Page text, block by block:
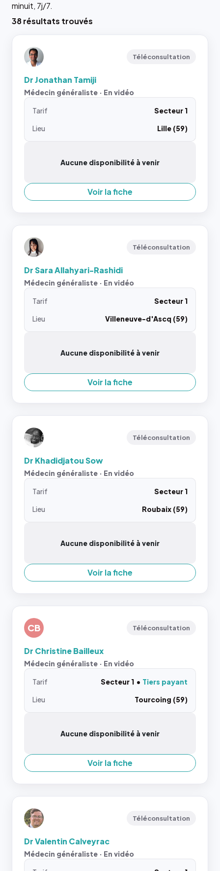
minuit, 7j/7.
38 résultats trouvés
Téléconsultation
Dr Jonathan Tamiji
Médecin généraliste · En vidéo
Tarif
Secteur 1
Lieu
Lille (59)
Aucune disponibilité à venir
Voir la fiche
Téléconsultation
Dr Sara Allahyari-Rashidi
Médecin généraliste · En vidéo
Tarif
Secteur 1
Lieu
Villeneuve-d'Ascq (59)
Aucune disponibilité à venir
Voir la fiche
Téléconsultation
Dr Khadidjatou Sow
Médecin généraliste · En vidéo
Tarif
Secteur 1
Lieu
Roubaix (59)
Aucune disponibilité à venir
Voir la fiche
CB Téléconsultation
Dr Christine Bailleux
Médecin généraliste · En vidéo
Tarif Secteur 1
Tiers payant
Lieu
Tourcoing (59)
Aucune disponibilité à venir
Voir la fiche
Téléconsultation
Dr Valentin Calveyrac
Médecin généraliste · En vidéo